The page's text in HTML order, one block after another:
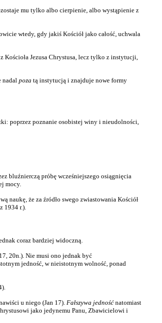
mu tylko albo cierpienie, albo wystąpienie z
wtedy, gdy jakiś Kościół jako całość, uchwala
Kościoła Jezusa Chrystusa, lecz tylko z instytucji,
nadal poza tą instytucją i znajduje nowe formy
poprzez poznanie osobistej winy i nieudolności,
bluźnierczą próbę wcześniejszego osiągnięcia
mocy.
naukę, że za źródło swego zwiastowania Kościół
1934 r.).
coraz bardziej widoczną.
20n.). Nie musi ono jednak być
jedność, w nieistotnym wolność, ponad
u niego (Jan 17). Fałszywa jednośćnatomiast
jako jedynemu Panu, Zbawicielowi i